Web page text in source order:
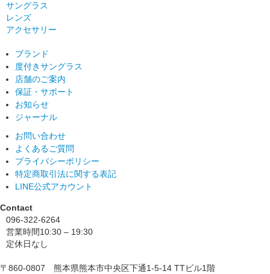
サングラス
レンズ
アクセサリー
ブランド
度付きサングラス
店舗のご案内
保証・サポート
お知らせ
ジャーナル
お問い合わせ
よくあるご質問
プライバシーポリシー
特定商取引法に関する表記
LINE公式アカウント
Contact
096-322-6264
営業時間10:30 – 19:30
定休日なし
〒860-0807 熊本県熊本市中央区下通1-5-14 TTビル1階